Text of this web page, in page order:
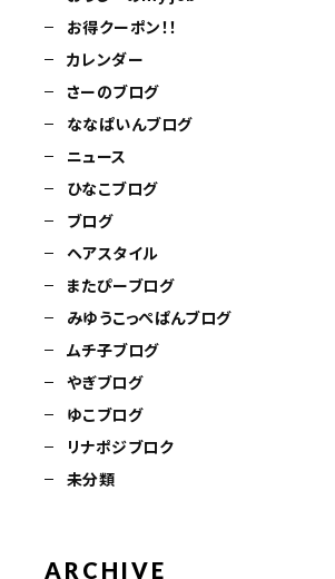
お得クーポン！！
カレンダー
さーのブログ
ななぱいんブログ
ニュース
ひなこブログ
ブログ
ヘアスタイル
またぴーブログ
みゆうこっぺぱんブログ
ムチ子ブログ
やぎブログ
ゆこブログ
リナポジブロク
未分類
ARCHIVE